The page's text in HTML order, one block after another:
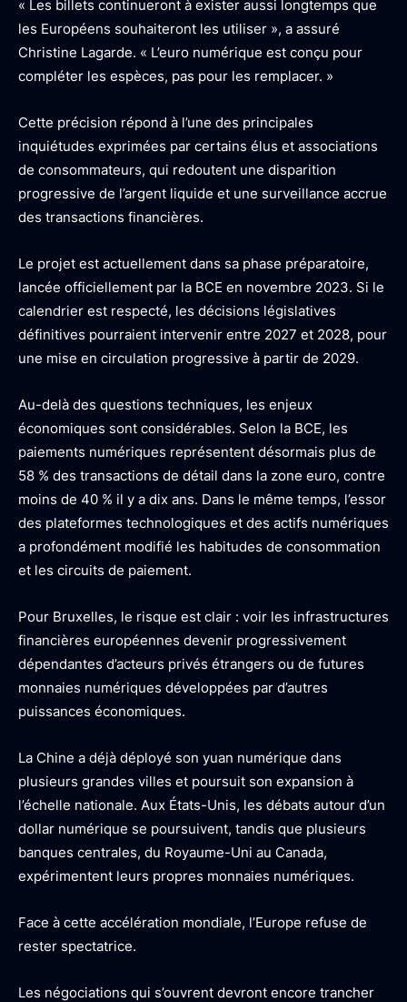
« Les billets continueront à exister aussi longtemps que
les Européens souhaiteront les utiliser », a assuré
Christine Lagarde. « L’euro numérique est conçu pour
compléter les espèces, pas pour les remplacer. »
Cette précision répond à l’une des principales
inquiétudes exprimées par certains élus et associations
de consommateurs, qui redoutent une disparition
progressive de l’argent liquide et une surveillance accrue
des transactions financières.
Le projet est actuellement dans sa phase préparatoire,
lancée officiellement par la BCE en novembre 2023. Si le
calendrier est respecté, les décisions législatives
définitives pourraient intervenir entre 2027 et 2028, pour
une mise en circulation progressive à partir de 2029.
Au-delà des questions techniques, les enjeux
économiques sont considérables. Selon la BCE, les
paiements numériques représentent désormais plus de
58 % des transactions de détail dans la zone euro, contre
moins de 40 % il y a dix ans. Dans le même temps, l’essor
des plateformes technologiques et des actifs numériques
a profondément modifié les habitudes de consommation
et les circuits de paiement.
Pour Bruxelles, le risque est clair : voir les infrastructures
financières européennes devenir progressivement
dépendantes d’acteurs privés étrangers ou de futures
monnaies numériques développées par d’autres
puissances économiques.
La Chine a déjà déployé son yuan numérique dans
plusieurs grandes villes et poursuit son expansion à
l’échelle nationale. Aux États-Unis, les débats autour d’un
dollar numérique se poursuivent, tandis que plusieurs
banques centrales, du Royaume-Uni au Canada,
expérimentent leurs propres monnaies numériques.
Face à cette accélération mondiale, l’Europe refuse de
rester spectatrice.
Les négociations qui s’ouvrent devront encore trancher